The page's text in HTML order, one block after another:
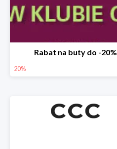
Rabat na buty do -20%
20%